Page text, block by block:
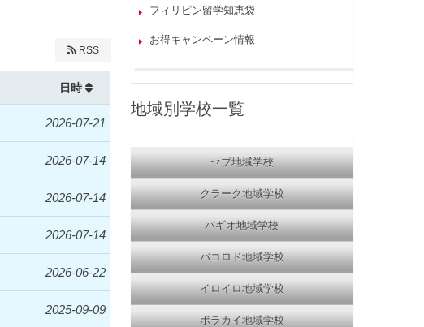
RSS
日時
2026-07-21
2026-07-14
2026-07-14
2026-07-14
2026-06-22
2025-09-09
フィリピン留学知恵袋
お得キャンペーン情報
地域別学校一覧
セブ地域学校
クラーク地域学校
バギオ地域学校
バコロド地域学校
イロイロ地域学校
ボラカイ地域学校